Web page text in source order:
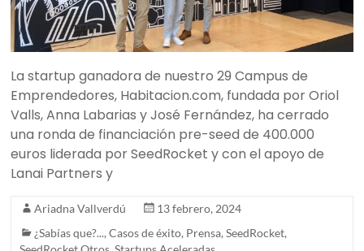
La startup ganadora de nuestro 29 Campus de
Emprendedores, Habitacion.com, fundada por Oriol
Valls, Anna Labarias y José Fernández, ha cerrado
una ronda de financiación pre-seed de 400.000
euros liderada por SeedRocket y con el apoyo de
Lanai Partners y
Ariadna Vallverdú
13 febrero, 2024
¿Sabías que?...,Casos de éxito, Prensa,SeedRocket,